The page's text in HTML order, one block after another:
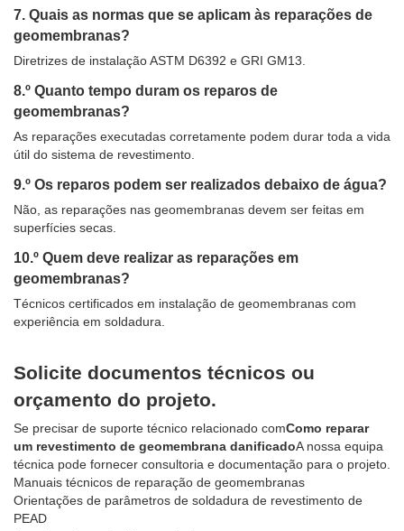
7. Quais as normas que se aplicam às reparações de
geomembranas?
Diretrizes de instalação ASTM D6392 e GRI GM13.
8.º Quanto tempo duram os reparos de
geomembranas?
As reparações executadas corretamente podem durar toda a vida
útil do sistema de revestimento.
9.º Os reparos podem ser realizados debaixo de água?
Não, as reparações nas geomembranas devem ser feitas em
superfícies secas.
10.º Quem deve realizar as reparações em
geomembranas?
Técnicos certificados em instalação de geomembranas com
experiência em soldadura.
Solicite documentos técnicos ou
orçamento do projeto.
Se precisar de suporte técnico relacionado comComo reparar
um revestimento de geomembrana danificadoA nossa equipa
técnica pode fornecer consultoria e documentação para o projeto.
Manuais técnicos de reparação de geomembranas
Orientações de parâmetros de soldadura de revestimento de
PEAD